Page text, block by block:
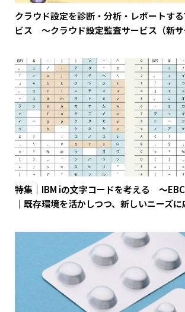
クラウド設定を診断・分析・レポートす
ビス ～クラウド設定監査サービス（新サ
特集｜IBM iの文字コードを考える ～
｜既存環境を活かしつつ、新しいニーズに